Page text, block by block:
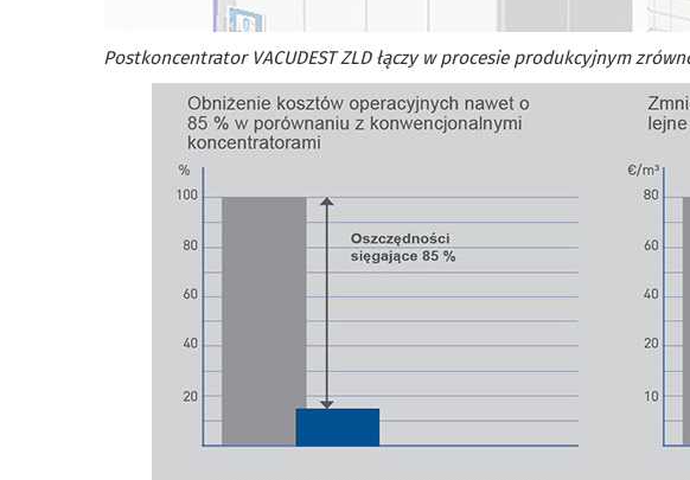
Postkoncentrator VACUDEST ZLD łączy w procesie produkcyjnym